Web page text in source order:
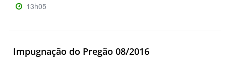
13h05
Impugnação do Pregão 08/2016